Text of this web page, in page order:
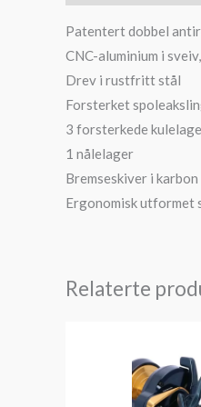
Patentert dobbel
CNC-aluminium i
Drev i rustfritt stål
Forsterket
3 forsterkede
1 nålelager
Bremseskiver i karbon
Ergonomisk utformet
Relaterte